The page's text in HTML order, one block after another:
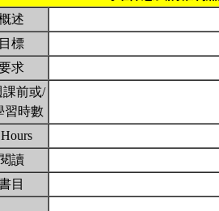
述
標
求
課前或/
習時數
讀
目